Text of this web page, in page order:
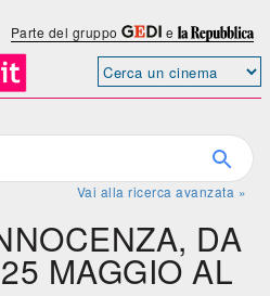
Parte del gruppo e
Vai alla ricerca avanzata »
DA
MAGGIO AL